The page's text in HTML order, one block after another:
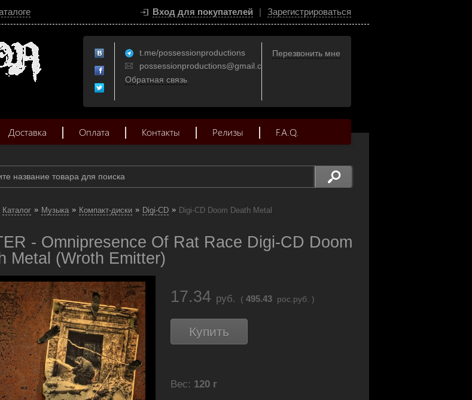
Вход для покупателей | Зарегистрироваться
t.me/possessionproductions
possessionproductions@gmail.com
Обратная связь
Перезвонить мне
Доставка Оплата Контакты Релизы F.A.Q.
Каталог » Музыка » Компакт-диски » Digi-CD » Digi-CD Doom Death Metal
- Omnipresence Of Rat Race Digi-CD Doom
Metal (Wroth Emitter)
17.34 руб. ( 495.43 рос.руб. )
Купить
Вес: 120 г